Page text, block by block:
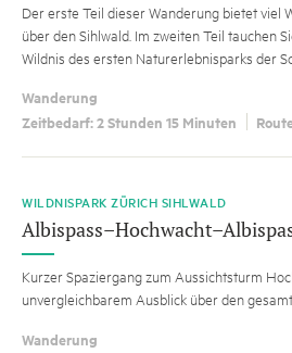
Der erste Teil dieser Wanderung bietet viel
über den Sihlwald. Im zweiten Teil tauchen
Wildnis des ersten Naturerlebnisparks der
Wanderung
Zeitbedarf: 2 Stunden 15 Minuten
WILDNISPARK ZÜRICH SIHLWALD
Kurzer Spaziergang zum Aussichtsturm
unvergleichbarem Ausblick über den
Wanderung